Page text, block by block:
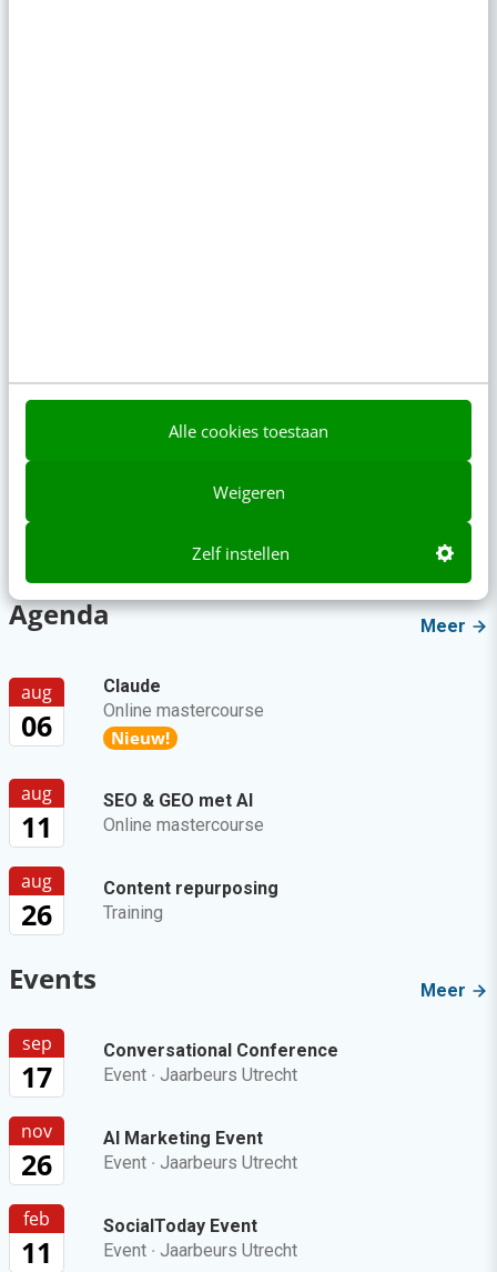
Alle cookies toestaan
Weigeren
Zelf instellen
YouTube Shorts
Agenda Meer
aug
06
Claude
Online mastercourse
Nieuw!
aug
11
SEO & GEO met AI
Online mastercourse
aug
26
Content repurposing
Training
Events Meer
sep
17
Conversational Conference
Event · Jaarbeurs Utrecht
nov
26
AI Marketing Event
Event · Jaarbeurs Utrecht
feb
11
SocialToday Event
Event · Jaarbeurs Utrecht